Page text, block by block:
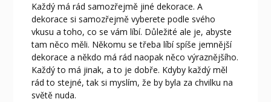
Každý má rád samozřejmě jiné dekorace. A
dekorace si samozřejmě vyberete podle svého
vkusu a toho, co se vám líbí. Důležité ale je, abyste
tam něco měli. Někomu se třeba líbí spíše jemnější
dekorace a někdo má rád naopak něco výraznějšího.
Každý to má jinak, a to je dobře. Kdyby každý měl
rád to stejné, tak si myslím, že by byla za chvilku na
světě nuda.